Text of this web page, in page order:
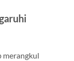
merangkul